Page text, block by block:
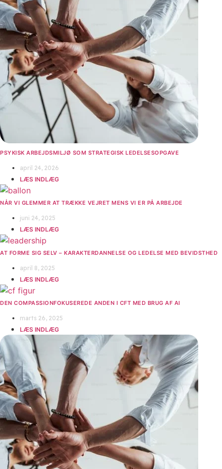
PSYKISK ARBEJDSMILJØ SOM STRATEGISK LEDELSESOPGAVE
april 24, 2026
LÆS INDLÆG
NÅR VI GLEMMER AT TRÆKKE VEJRET MENS VI ER PÅ ARBEJDE
juni 24, 2025
LÆS INDLÆG
AT FORME SIG SELV – KARAKTERDANNELSE OG LEDELSE MED BEVIDSTHED
april 8, 2025
LÆS INDLÆG
DEN COMPASSIONFOKUSEREDE ANDEN I CFT MED BRUG AF AI
marts 26, 2025
LÆS INDLÆG